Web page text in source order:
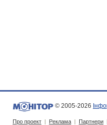
© 2005-2026
Про проект | Реклама | Партнери